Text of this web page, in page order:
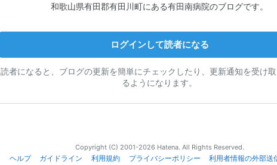
和歌山県有田郡有田川町にある有田南病院のブログです。
ログインして読者になる
読者になると、ブログの更新を簡単にチェックしたり、更新通知を受け
るようになります。
Copyright (C) 2001-2026 Hatena. All Rights Reserved.
ヘルプ
ガイドライン 利用規約 プライバシーポリシー 利用者情報の外部送